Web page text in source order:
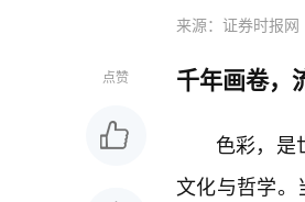
来源：证券时报网
点赞 千年画卷，
色彩，是
文化与哲学。